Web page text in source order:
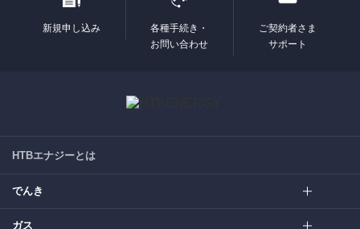
新規申し込み
各種手続き・
お問い合わせ
ご契約者さま
サポート
HTBエナジーとは
でんき
ガス